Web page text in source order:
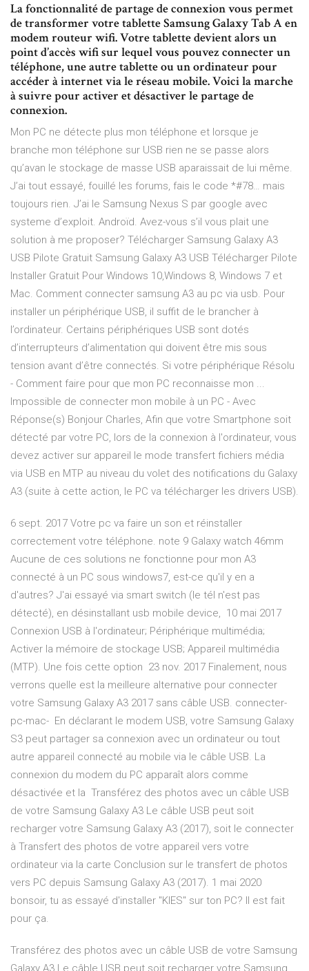
La fonctionnalité de partage de connexion vous permet
de transformer votre tablette Samsung Galaxy Tab A en
modem routeur wifi. Votre tablette devient alors un
point d’accès wifi sur lequel vous pouvez connecter un
téléphone, une autre tablette ou un ordinateur pour
accéder à internet via le réseau mobile. Voici la marche
à suivre pour activer et désactiver le partage de
connexion.
Mon PC ne détecte plus mon téléphone et lorsque je
branche mon téléphone sur USB rien ne se passe alors
qu’avan le stockage de masse USB aparaissait de lui même.
J’ai tout essayé, fouillé les forums, fais le code *#78… mais
toujours rien. J’ai le Samsung Nexus S par google avec
systeme d’exploit. Androïd. Avez-vous s’il vous plait une
solution à me proposer? Télécharger Samsung Galaxy A3
USB Pilote Gratuit Samsung Galaxy A3 USB Télécharger Pilote
Installer Gratuit Pour Windows 10,Windows 8, Windows 7 et
Mac. Comment connecter samsung A3 au pc via usb. Pour
installer un périphérique USB, il suffit de le brancher à
l’ordinateur. Certains périphériques USB sont dotés
d’interrupteurs d’alimentation qui doivent être mis sous
tension avant d’être connectés. Si votre périphérique Résolu
- Comment faire pour que mon PC reconnaisse mon ...
Impossible de connecter mon mobile à un PC - Avec
Réponse(s) Bonjour Charles, Afin que votre Smartphone soit
détecté par votre PC, lors de la connexion à l'ordinateur, vous
devez activer sur appareil le mode transfert fichiers média
via USB en MTP au niveau du volet des notifications du Galaxy
A3 (suite à cette action, le PC va télécharger les drivers USB).
6 sept. 2017 Votre pc va faire un son et réinstaller
correctement votre téléphone. note 9 Galaxy watch 46mm
Aucune de ces solutions ne fonctionne pour mon A3
connecté à un PC sous windows7, est-ce qu'il y en a
d'autres? J'ai essayé via smart switch (le tél n'est pas
détecté), en désinstallant usb mobile device, 10 mai 2017
Connexion USB à l'ordinateur; Périphérique multimédia;
Activer la mémoire de stockage USB; Appareil multimédia
(MTP). Une fois cette option 23 nov. 2017 Finalement, nous
verrons quelle est la meilleure alternative pour connecter
votre Samsung Galaxy A3 2017 sans câble USB. connecter-
pc-mac- En déclarant le modem USB, votre Samsung Galaxy
S3 peut partager sa connexion avec un ordinateur ou tout
autre appareil connecté au mobile via le câble USB. La
connexion du modem du PC apparaît alors comme
désactivée et la Transférez des photos avec un câble USB
de votre Samsung Galaxy A3 Le câble USB peut soit
recharger votre Samsung Galaxy A3 (2017), soit le connecter
à Transfert des photos de votre appareil vers votre
ordinateur via la carte Conclusion sur le transfert de photos
vers PC depuis Samsung Galaxy A3 (2017). 1 mai 2020
bonsoir, tu as essayé d'installer "KIES" sur ton PC? Il est fait
pour ça.
Transférez des photos avec un câble USB de votre Samsung